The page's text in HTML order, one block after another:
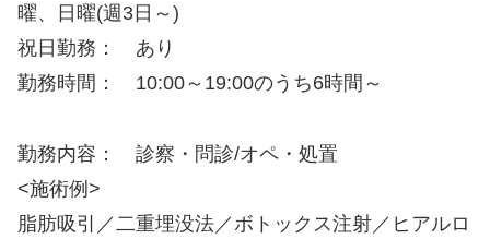
曜、日曜(週3日～)
祝日勤務： あり
勤務時間： 10:00～19:00のうち6時間～
勤務内容： 診察・問診/オペ・処置
<施術例>
脂肪吸引／二重埋没法／ボトックス注射／ヒアルロ